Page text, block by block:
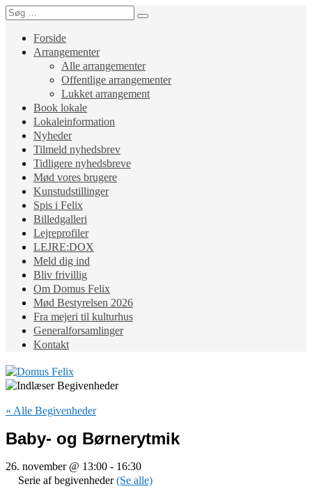
Forside
Arrangementer
Alle arrangementer
Offentlige arrangementer
Lukket arrangement
Book lokale
Lokaleinformation
Nyheder
Tilmeld nyhedsbrev
Tidligere nyhedsbreve
Mød vores brugere
Kunstudstillinger
Spis i Felix
Billedgalleri
Lejreprofiler
LEJRE:DOX
Meld dig ind
Bliv frivillig
Om Domus Felix
Mød Bestyrelsen 2026
Fra mejeri til kulturhus
Generalforsamlinger
Kontakt
« Alle Begivenheder
Baby- og Børnerytmik
26. november @ 13:00 - 16:30
Serie af begivenheder(Se alle)